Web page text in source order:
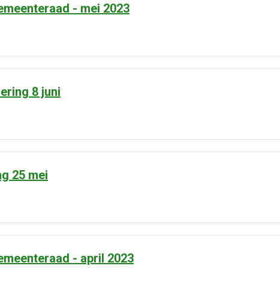
- mei 2023
8 juni
25 mei
- april 2023